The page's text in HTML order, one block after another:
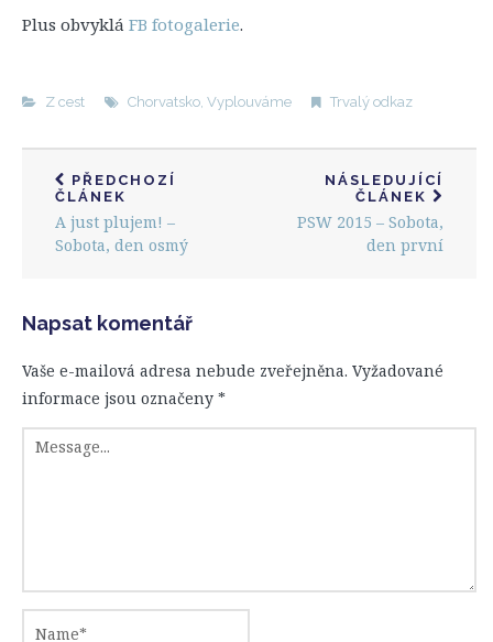
Plus obvyklá FB fotogalerie.
Z cest Chorvatsko, Vyplouváme Trvalý odkaz
PŘEDCHOZÍ
ČLÁNEK
A just plujem! –
Sobota, den osmý
NÁSLEDUJÍCÍ
ČLÁNEK
PSW 2015 – Sobota,
den první
Napsat komentář
Vaše e-mailová adresa nebude zveřejněna. Vyžadované
informace jsou označeny *